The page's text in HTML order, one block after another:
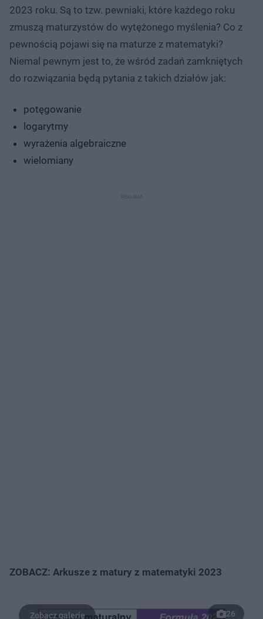
2023 roku. Są to tzw. pewniaki, które każdego roku
zmuszą maturzystów do wytężonego myślenia? Co z
pewnością pojawi się na maturze z matematyki?
Niemal pewnym jest to, że wśród zadań zamkniętych
do rozwiązania będą pytania z takich działów jak:
potęgowanie
logarytmy
wyrażenia algebraiczne
wielomiany
ZOBACZ: Arkusze z matury z matematyki 2023
26